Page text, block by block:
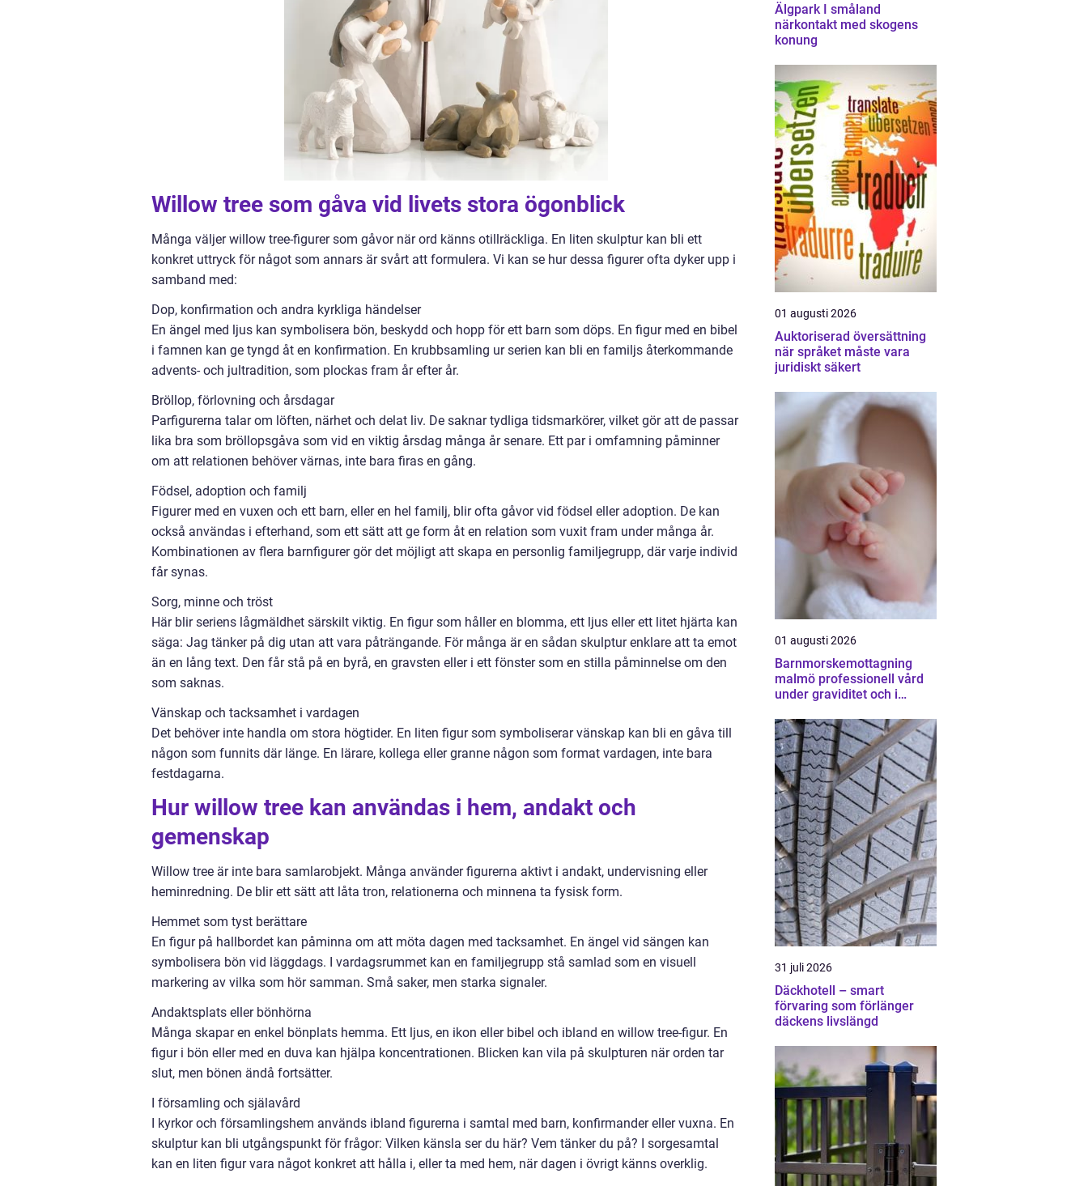
Willow tree som gåva vid livets stora ögonblick
Många väljer willow tree-figurer som gåvor när ord känns otillräckliga. En liten skulptur kan bli ett
konkret uttryck för något som annars är svårt att formulera. Vi kan se hur dessa figurer ofta dyker upp i
samband med:
Dop, konfirmation och andra kyrkliga händelser
En ängel med ljus kan symbolisera bön, beskydd och hopp för ett barn som döps. En figur med en bibel
i famnen kan ge tyngd åt en konfirmation. En krubbsamling ur serien kan bli en familjs återkommande
advents- och jultradition, som plockas fram år efter år.
Bröllop, förlovning och årsdagar
Parfigurerna talar om löften, närhet och delat liv. De saknar tydliga tidsmarkörer, vilket gör att de passar
lika bra som bröllopsgåva som vid en viktig årsdag många år senare. Ett par i omfamning påminner
om att relationen behöver värnas, inte bara firas en gång.
Födsel, adoption och familj
Figurer med en vuxen och ett barn, eller en hel familj, blir ofta gåvor vid födsel eller adoption. De kan
också användas i efterhand, som ett sätt att ge form åt en relation som vuxit fram under många år.
Kombinationen av flera barnfigurer gör det möjligt att skapa en personlig familjegrupp, där varje individ
får synas.
Sorg, minne och tröst
Här blir seriens lågmäldhet särskilt viktig. En figur som håller en blomma, ett ljus eller ett litet hjärta kan
säga: Jag tänker på dig utan att vara påträngande. För många är en sådan skulptur enklare att ta emot
än en lång text. Den får stå på en byrå, en gravsten eller i ett fönster som en stilla påminnelse om den
som saknas.
Vänskap och tacksamhet i vardagen
Det behöver inte handla om stora högtider. En liten figur som symboliserar vänskap kan bli en gåva till
någon som funnits där länge. En lärare, kollega eller granne någon som format vardagen, inte bara
festdagarna.
Hur willow tree kan användas i hem, andakt och
gemenskap
Willow tree är inte bara samlarobjekt. Många använder figurerna aktivt i andakt, undervisning eller
heminredning. De blir ett sätt att låta tron, relationerna och minnena ta fysisk form.
Hemmet som tyst berättare
En figur på hallbordet kan påminna om att möta dagen med tacksamhet. En ängel vid sängen kan
symbolisera bön vid läggdags. I vardagsrummet kan en familjegrupp stå samlad som en visuell
markering av vilka som hör samman. Små saker, men starka signaler.
Andaktsplats eller bönhörna
Många skapar en enkel bönplats hemma. Ett ljus, en ikon eller bibel och ibland en willow tree-figur. En
figur i bön eller med en duva kan hjälpa koncentrationen. Blicken kan vila på skulpturen när orden tar
slut, men bönen ändå fortsätter.
I församling och själavård
I kyrkor och församlingshem används ibland figurerna i samtal med barn, konfirmander eller vuxna. En
skulptur kan bli utgångspunkt för frågor: Vilken känsla ser du här? Vem tänker du på? I sorgesamtal
kan en liten figur vara något konkret att hålla i, eller ta med hem, när dagen i övrigt känns overklig.
Älgpark I småland
närkontakt med skogens
konung
01 augusti 2026
Auktoriserad översättning
när språket måste vara
juridiskt säkert
01 augusti 2026
Barnmorskemottagning
malmö professionell vård
under graviditet och i
31 juli 2026
Däckhotell – smart
förvaring som förlänger
däckens livslängd